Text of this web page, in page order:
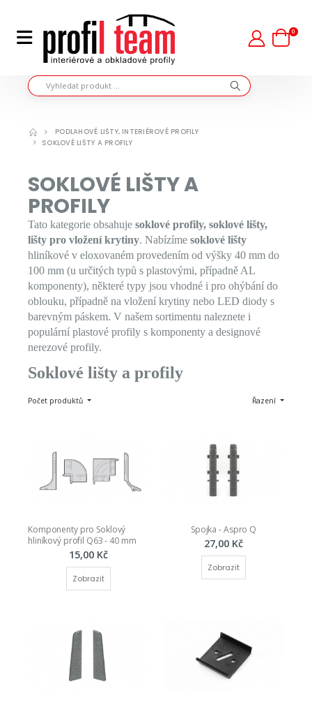
0
PODLAHOVÉ LIŠTY, INTERIÉROVÉ PROFILY
SOKLOVÉ LIŠTY A PROFILY
SOKLOVÉ LIŠTY A
PROFILY
Tato kategorie obsahuje soklové profily, soklové lišty,
lišty pro vložení krytiny. Nabízíme soklové lišty
hliníkové v eloxovaném provedením od výšky 40 mm do
100 mm (u určitých typů s plastovými, případně AL
komponenty), některé typy jsou vhodné i pro ohýbání do
oblouku, případně na vložení krytiny nebo LED diody s
barevným páskem. V našem sortimentu naleznete i
populární plastové profily s komponenty a designové
nerezové profily.
Soklové lišty a profily
Počet produktů Řazení
Komponenty pro Soklový
hliníkový profil Q63 - 40 mm
15,00 Kč
Zobrazit
Spojka - Aspro Q
27,00 Kč
Zobrazit